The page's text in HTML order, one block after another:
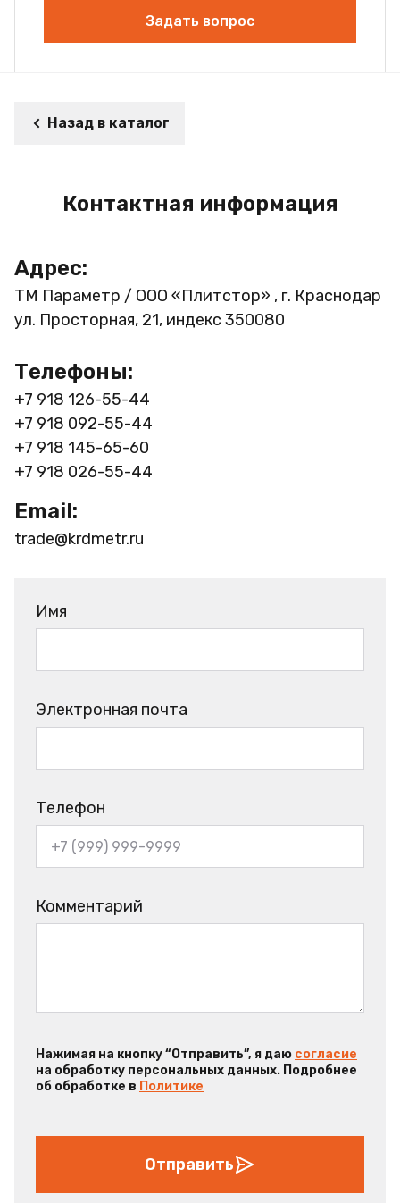
Задать вопрос
Назад в каталог
Контактная информация
Адрес:
ТМ Параметр / ООО «Плитстор» , г. Краснодар
ул. Просторная, 21, индекс 350080
Телефоны:
+7 918 126-55-44
+7 918 092-55-44
+7 918 145-65-60
+7 918 026-55-44
Email:
trade@krdmetr.ru
Имя
Электронная почта
Телефон
Комментарий
Нажимая на кнопку “Отправить”, я даю согласие
на обработку персональных данных. Подробнее
об обработке в Политике
Отправить